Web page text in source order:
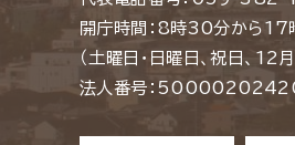
開庁時間：8時30分から17
（土曜日・日曜日、祝日、
法人番号：